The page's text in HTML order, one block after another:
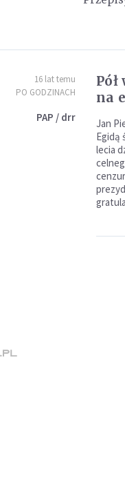
16 lat temu
PO GODZINACH
PAP / drr
na
Jan
Egidą
lecia